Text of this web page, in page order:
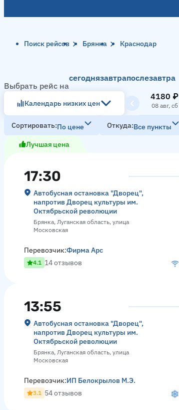
Поиск рейсов Брянка Краснодар
Выбрать рейс на
сегоднязавтрапослезавтра
Календарь низких цен
4180 ₽
08 авг, сб
Сортировать По цене Откуда Все пункты
Лучшая цена
17:30
Автобусная остановка "Дворец",
напротив Дворец культуры им.
Октябрьской революции
Брянка, Луганская область, улица
Московская
Перевозчик:Фирма Арс
4.1 14 отзывов
13:55
Автобусная остановка "Дворец",
напротив Дворец культуры им.
Октябрьской революции
Брянка, Луганская область, улица
Московская
Перевозчик:ИП Белокрылов М.Э.
3.1 54 отзывов